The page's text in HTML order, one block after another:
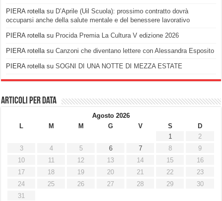
PIERA rotella su D’Aprile (Uil Scuola): prossimo contratto dovrà
occuparsi anche della salute mentale e del benessere lavorativo
PIERA rotella su Procida Premia La Cultura V edizione 2026
PIERA rotella suCanzoni che diventano lettere con Alessandra Esposito
PIERA rotella suSOGNI DI UNA NOTTE DI MEZZA ESTATE
Articoli per data
Agosto 2026
L
M M G V S
D
1
2
3
4 5 6 7 8
9
10
11 12 13 14 15
16
17
18 19 20 21 22
23
24
25 26 27 28 29
30
31